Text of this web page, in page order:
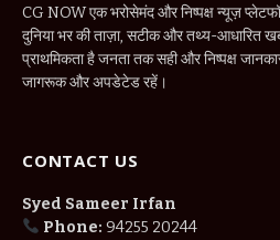
CG NOW एक भरोसेमंद और निष्पक्ष न्यूज़
दुनिया भर की ताज़ा, सटीक और तथ्य-आधारित
प्राथमिकता है जनता तक सही और निष्पक्ष
जागरूक और अपडेटेड रहें।
CONTACT US
Syed Sameer Irfan
Phone: 94255 20244